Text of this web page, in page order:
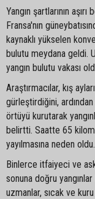
Yangın şartlarının
Fransa'nın
kaynaklı yükselen
bulutu meydana geldi.
yangın bulutu vakası
Araştırmacılar, kış
gürleştirdiğini, ardından
örtüyü kurutarak
belirtti. Saatte 65
yayılmasına neden oldu.
Binlerce itfaiyeci ve
sonuna doğru
uzmanlar, sıcak ve